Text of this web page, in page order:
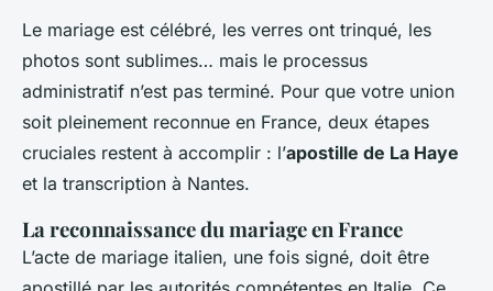
Le mariage est célébré, les verres ont trinqué, les
photos sont sublimes… mais le processus
administratif n’est pas terminé. Pour que votre union
soit pleinement reconnue en France, deux étapes
cruciales restent à accomplir : l’apostille de La Haye
et la transcription à Nantes.
La reconnaissance du mariage en France
L’acte de mariage italien, une fois signé, doit être